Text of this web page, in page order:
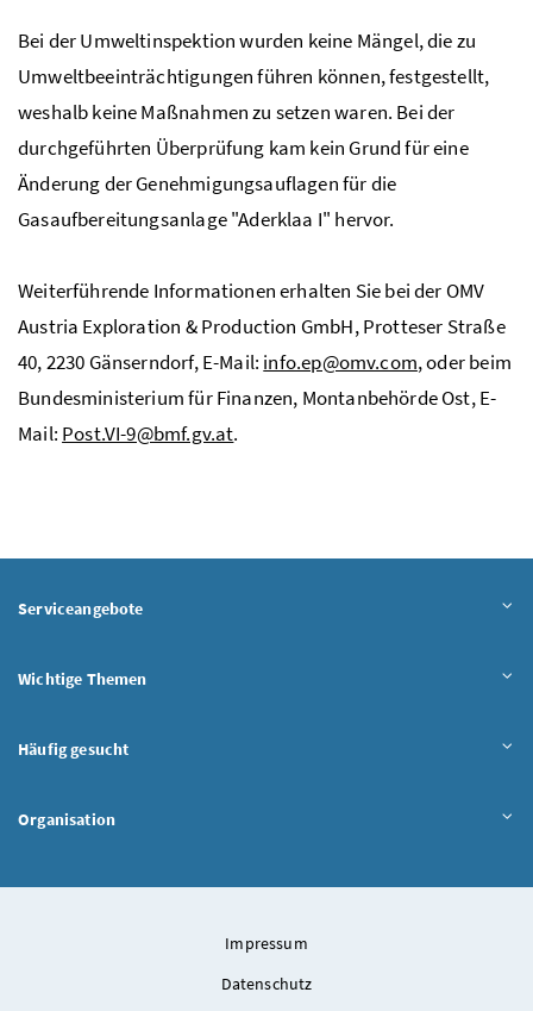
Bei der Umweltinspektion wurden keine Mängel, die zu
Umweltbeeinträchtigungen führen können, festgestellt,
weshalb keine Maßnahmen zu setzen waren. Bei der
durchgeführten Überprüfung kam kein Grund für eine
Änderung der Genehmigungsauflagen für die
Gasaufbereitungsanlage "Aderklaa I" hervor.
Weiterführende Informationen erhalten Sie bei der OMV
Austria Exploration & Production GmbH, Protteser Straße
40, 2230 Gänserndorf, E-Mail: info.ep@omv.com, oder beim
Bundesministerium für Finanzen, Montanbehörde Ost, E-
Mail: Post.VI-9@bmf.gv.at.
Serviceangebote
Wichtige Themen
Häufig gesucht
Organisation
Impressum
Datenschutz